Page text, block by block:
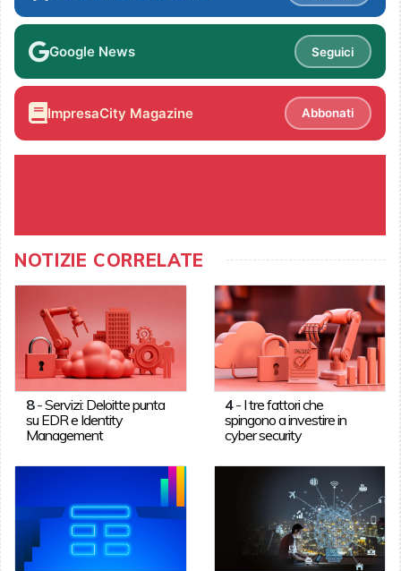
Google News Seguici
ImpresaCity Magazine Abbonati
NOTIZIE CORRELATE
8-Servizi: Deloitte punta
su EDR e Identity
Management
4- I tre fattori che
spingono a investire in
cyber security